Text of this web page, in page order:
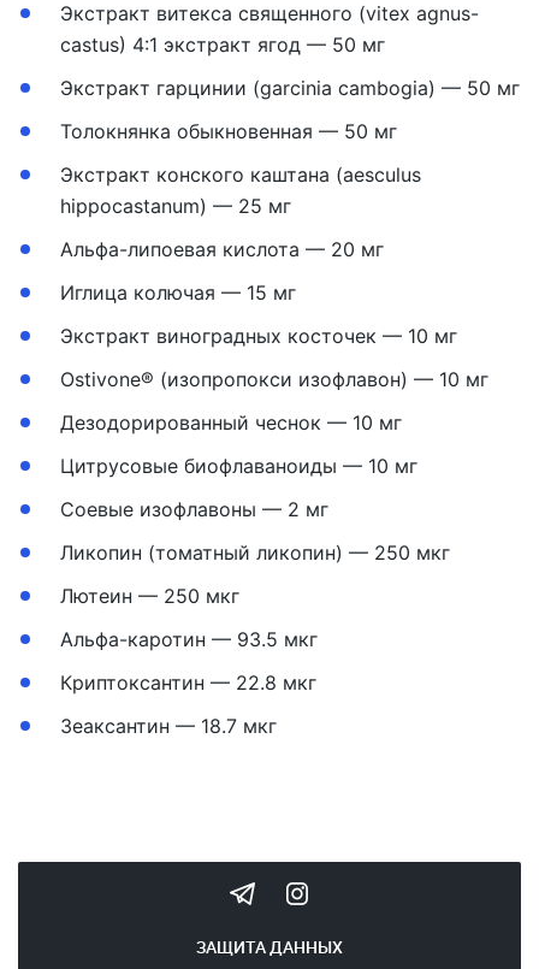
Экстракт витекса священного (vitex agnus-
castus) 4:1 экстракт ягод — 50 мг
Экстракт гарцинии (garcinia cambogia) — 50 мг
Толокнянка обыкновенная — 50 мг
Экстракт конского каштана (aesculus
hippocastanum) — 25 мг
Альфа-липоевая кислота — 20 мг
Иглица колючая — 15 мг
Экстракт виноградных косточек — 10 мг
Ostivone® (изопропокси изофлавон) — 10 мг
Дезодорированный чеснок — 10 мг
Цитрусовые биофлаваноиды — 10 мг
Соевые изофлавоны — 2 мг
Ликопин (томатный ликопин) — 250 мкг
Лютеин — 250 мкг
Альфа-каротин — 93.5 мкг
Криптоксантин — 22.8 мкг
Зеаксантин — 18.7 мкг
ЗАЩИТА ДАННЫХ